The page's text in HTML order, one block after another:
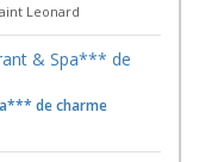
Leonard
de charme